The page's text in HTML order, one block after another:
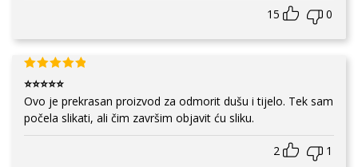
15 0
⭐⭐⭐⭐⭐
Ovo je prekrasan proizvod za odmorit dušu i tijelo. Tek sam
počela slikati, ali čim završim objavit ću sliku.
2 1